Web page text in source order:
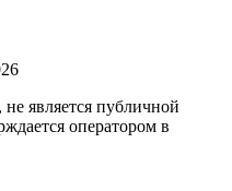
является публичной
оператором в